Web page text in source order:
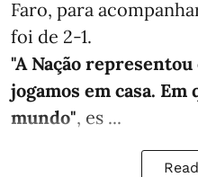
Faro, para
foi de 2-1.
"A Nação
jogamos em casa.
mundo", es ...